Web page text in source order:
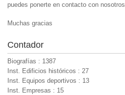
puedes ponerte en contacto con nosotros
Muchas gracias
Contador
Biografías : 1387
Inst. Edificios históricos : 27
Inst. Equipos deportivos : 13
Inst. Empresas : 15